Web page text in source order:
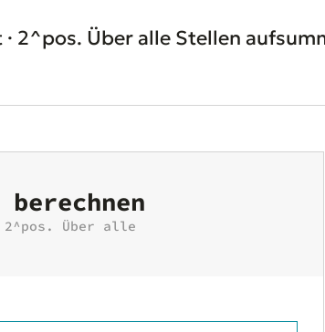
2^pos. Über alle Stellen
Über alle